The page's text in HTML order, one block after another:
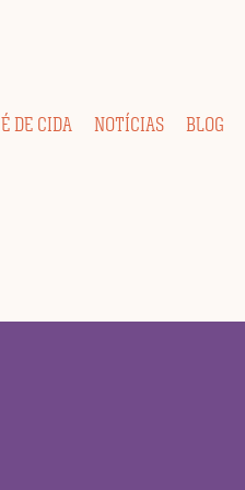
É DE CIDA NOTÍCIAS BLOG